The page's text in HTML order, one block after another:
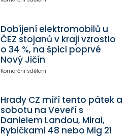
Dobíjení elektromobilů u
ČEZ stojanů v kraji vzrostlo
o 34 %, na špici poprvé
Nový Jičín
Komerční sdělení
Hrady CZ míří tento pátek a
sobotu na Veveří s
Danielem Landou, Mirai,
Rybičkami 48 nebo Mig 21